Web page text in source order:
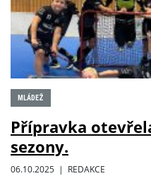
MLÁDEŽ
Přípravka
sezony.
06.10.2025 | REDAKCE